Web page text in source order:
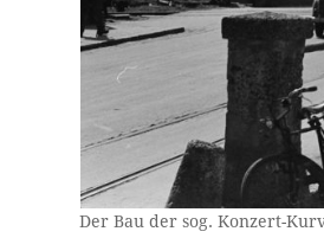
Der Bau der sog. Konzert-